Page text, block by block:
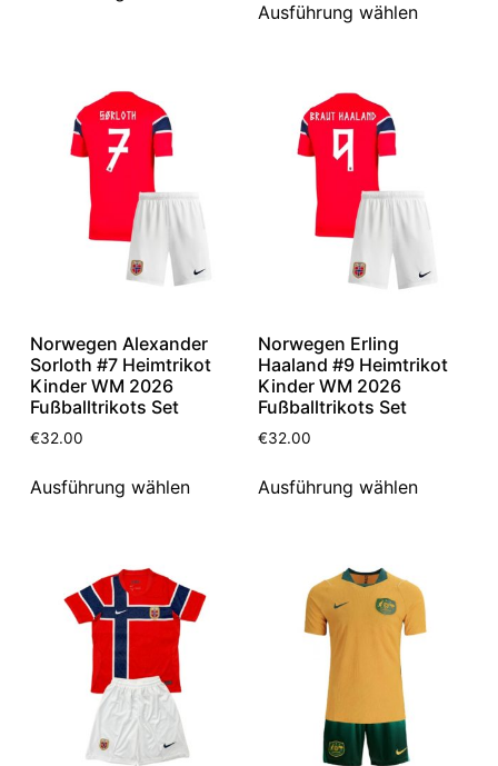
Ausführung wählen
Norwegen Alexander
Sorloth #7 Heimtrikot
Kinder WM 2026
Fußballtrikots Set
€32.00
Ausführung wählen
Norwegen Erling
Haaland #9 Heimtrikot
Kinder WM 2026
Fußballtrikots Set
€32.00
Ausführung wählen